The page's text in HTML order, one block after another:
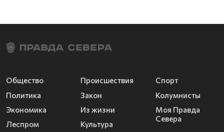
Общество
Политика
Экономика
Леспром
Происшествия
Закон
Из жизни
Культура
Спорт
Колумнисты
Моя Правда
Севера